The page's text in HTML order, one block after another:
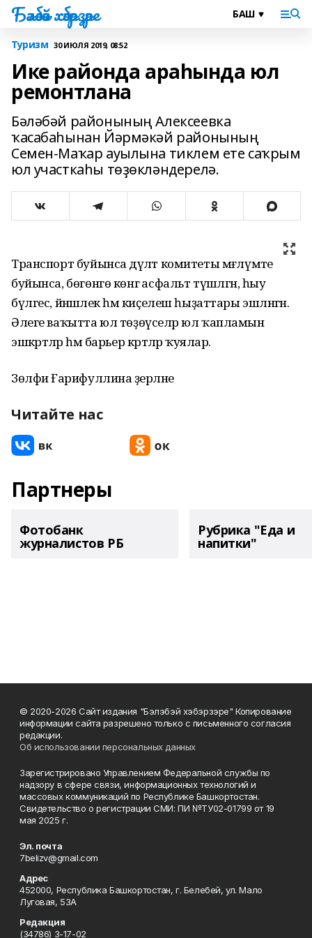
Бәләбәй хәбәрҙәре
Туризм 30 ИЮЛЯ 2019, 08:52
Ике районда араһында юл
ремонтлана
Бәләбәй районының Алексеевка
ҡасабаһынан Йәрмәкәй районының
Семен-Маҡар ауылына тиклем ете саҡрым
юл участкаһы төҙөкләндерелә.
Транспорт буйынса дәүләт комитеты мәғлүмәте
буйынса, бөгөнгө көнгә асфальт түшәлгән, һыу
бүлгес, йәнәшәлек һәм киҫелеш һыҙаттары эшләнгән.
Әлеге ваҡытта юл төҙөүселәр юл ҡапламын
эшкәртәләр һәм барьер кәртәләр ҡуялар.
Зөлфиә Ғарифуллина әҙерләне
Читайте нас
Партнеры
Фотобанк
журналистов РБ
Рубрика "Еда и
напитки"
© 2020-2026 Сайт издания "Бэлэбэй хэбэрзэре" Копирование
информации сайта разрешено только с письменного согласия
редакции.
Об использовании персональных данных
Зарегистрировано Управлением Федеральной службы по
надзору в сфере связи, информационных технологий и
массовых коммуникаций по Республике Башкортостан.
Свидетельство о регистрации СМИ: ПИ №ТУ02-01799 от 19
мая 2025 г.
Эл. почта
7belizv@gmail.com
Адрес
452000, Республика Башкортостан, г. Белебей, ул. Мало
Луговая, 53А
Редакция
(34786) 3-17-02